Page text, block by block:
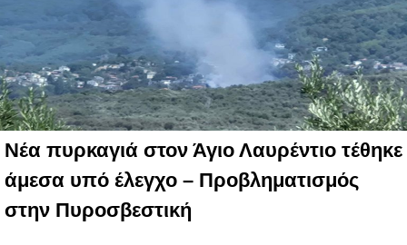
Νέα πυρκαγιά στον Άγιο Λαυρέντιο τέθηκε
άμεσα υπό έλεγχο – Προβληματισμός
στην Πυροσβεστική